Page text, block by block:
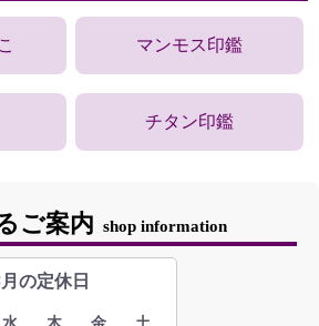
マンモス印鑑
チタン印鑑
ご案内 shop information
の定休日